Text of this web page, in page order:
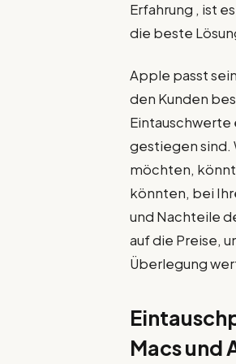
Erfahrung , ist
die beste
Apple passt
den Kunden
Eintauschwerte
gestiegen sind.
möchten,
könnten, bei
und Nachteile
auf die Preise,
Überlegung
Macs